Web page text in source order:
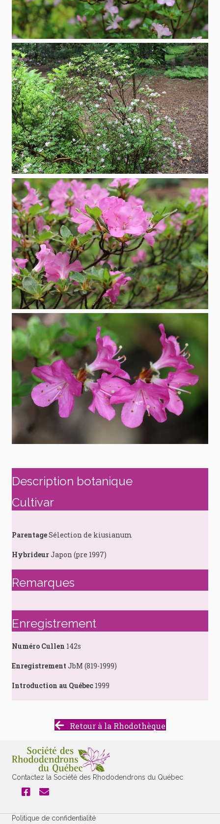
Description botanique
Cultivar
ParentageSélection de kiusianum
HybrideurJapon (pre 1997)
Remarques
Enregistrement
Numéro Cullen 142s
Enregistrement JbM (819-1999)
Introduction au Québec 1999
Retour à la Rhodothèque
Contactez la Société des Rhododendrons du Québec
Politique de confidentialité